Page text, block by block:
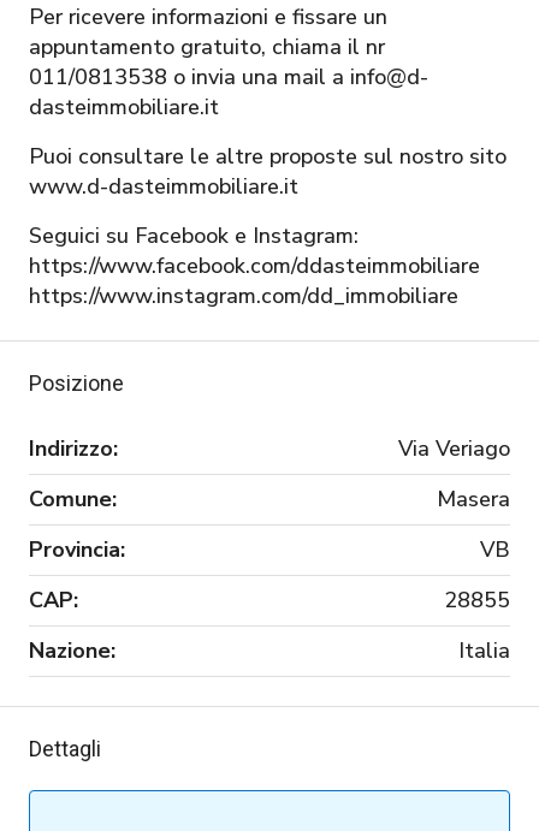
Per ricevere informazioni e fissare un
appuntamento gratuito, chiama il nr
011/0813538 o invia una mail a info@d-
dasteimmobiliare.it
Puoi consultare le altre proposte sul nostro sito
www.d-dasteimmobiliare.it
Seguici su Facebook e Instagram:
https://www.facebook.com/ddasteimmobiliare
https://www.instagram.com/dd_immobiliare
Posizione
Indirizzo:
Via Veriago
Comune:
Masera
Provincia:
VB
CAP:
28855
Nazione:
Italia
Dettagli